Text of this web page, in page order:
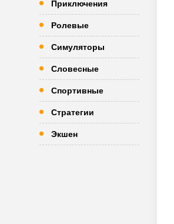
Приключения
Ролевые
Симуляторы
Словесные
Спортивные
Стратегии
Экшен